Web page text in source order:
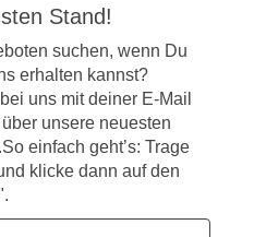
Stand!
suchen, wenn Du
erhalten kannst?
uns mit deiner E-Mail
unsere neuesten
einfach geht’s: Trage
klicke dann auf den